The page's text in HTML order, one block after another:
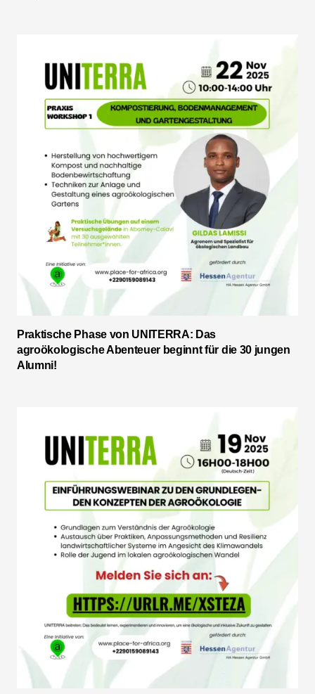
Praktische Phase von UNITERRA: Das
agroökologische Abenteuer beginnt für die 30 jungen
Alumni!